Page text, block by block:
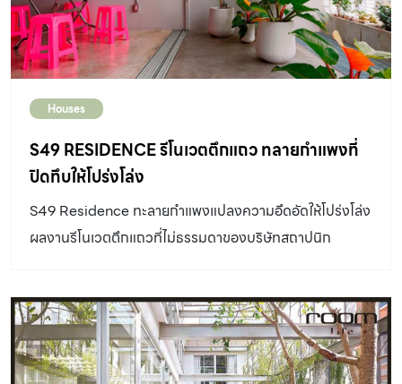
Houses
S49 RESIDENCE รีโนเวตตึกแถว ทลายกำแพงที่
ปิดทึบให้โปร่งโล่ง
S49 Residence ทะลายกำแพงแปลงความอึดอัดให้โปร่งโล่ง
ผลงานรีโนเวตตึกแถวที่ไม่ธรรมดาของบริษัทสถาปนิก